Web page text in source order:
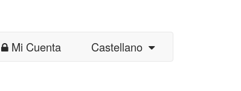
Mi Cuenta Castellano